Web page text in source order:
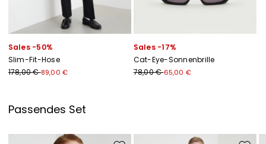
Sales -50%
Slim-Fit-Hose
178,00 €89,00 €
Sales -17%
Cat-Eye-Sonnenbrille
78,00 €65,00 €
Passendes Set